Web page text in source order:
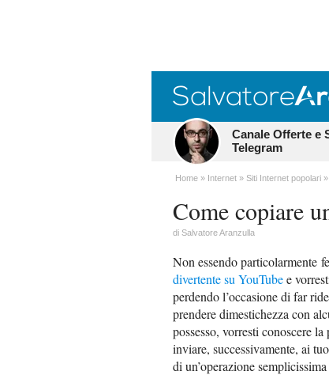
Canale Offerte e
Telegram
Home Internet Siti Internet popolari
Come copiare
di Salvatore Aranzulla
Non essendo particolarmente
divertente su YouTubee
perdendo l’occasione di far
prendere dimestichezza con
possesso, vorresti conoscere
inviare, successivamente, ai
di un’operazione